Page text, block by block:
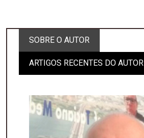
SOBRE O AUTOR
ARTIGOS RECENTES DO AUTOR